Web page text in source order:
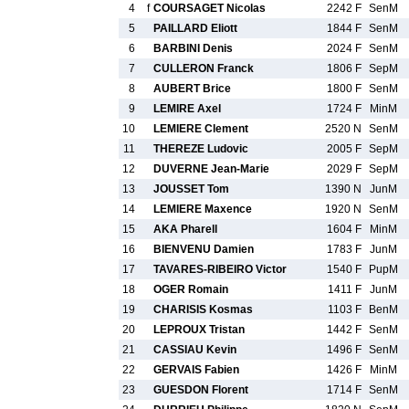
4 f COURSAGET Nicolas 2242 F SenM
5
PAILLARD Eliott 1844 F SenM
6
BARBINI Denis 2024 F SenM
7
CULLERON Franck 1806 F SepM
8
AUBERT Brice 1800 F SenM
9
LEMIRE Axel 1724 F
MinM
10
LEMIERE Clement 2520 N
SenM
11
THEREZE Ludovic 2005 F SepM
12
DUVERNE Jean-Marie 2029 F SepM
13
JOUSSET Tom 1390 N
JunM
14
LEMIERE Maxence 1920 N
SenM
15
AKA Pharell 1604 F
MinM
16
BIENVENU Damien 1783 F
JunM
17
TAVARES-RIBEIRO Victor 1540 F
PupM
18
OGER Romain 1411 F
JunM
19
CHARISIS Kosmas 1103 F
BenM
20
LEPROUX Tristan 1442 F SenM
21
CASSIAU Kevin 1496 F SenM
22
GERVAIS Fabien 1426 F
MinM
23
GUESDON Florent 1714 F SenM